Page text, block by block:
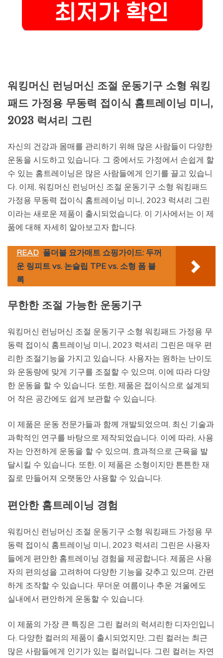
워킹머신 런닝머신 조절 운동기구 소형 워킹
패드 가정용 무동력 접이식 홈트레이닝 미니,
2023 럭셔리 그린
자신의 건강과 몸매를 관리하기 위해 많은 사람들이 다양한
운동을 시도하고 있습니다. 그 중에서도 가정에서 손쉽게 할
수 있는 홈트레이닝은 많은 사람들에게 인기를 끌고 있습니
다. 이제, 워킹머신 런닝머신 조절 운동기구 소형 워킹패드
가정용 무동력 접이식 홈트레이닝 미니, 2023 럭셔리 그린
이라는 새로운 제품이 출시되었습니다. 이 기사에서는 이 제
품에 대해 자세히 알아보고자 합니다.
READ 폴더블 요가매트 쇼핑가이드: 두꺼
운 링피트 vs. 논슬립 TPE vs. 소형 폼 블
록
무한한 조절 가능한 운동기구
워킹머신 런닝머신 조절 운동기구 소형 워킹패드 가정용 무
동력 접이식 홈트레이닝 미니, 2023 럭셔리 그린은 매우 편
리한 조절기능을 가지고 있습니다. 사용자는 원하는 난이도
와 운동량에 맞게 기구를 조절할 수 있으며, 이에 따라 다양
한 운동을 할 수 있습니다. 또한, 제품은 접이식으로 설계되
어 작은 공간에도 쉽게 보관할 수 있습니다.
이 제품은 운동 전문가들과 함께 개발되었으며, 최신 기술과
과학적인 연구를 바탕으로 제작되었습니다. 이에 따라, 사용
자는 안전하게 운동을 할 수 있으며, 효과적으로 근육을 발
달시킬 수 있습니다. 또한, 이 제품은 소형이지만 튼튼한 재
질로 만들어져 오랫동안 사용할 수 있습니다.
편안한 홈트레이닝 경험
워킹머신 런닝머신 조절 운동기구 소형 워킹패드 가정용 무
동력 접이식 홈트레이닝 미니, 2023 럭셔리 그린은 사용자
들에게 편안한 홈트레이닝 경험을 제공합니다. 제품은 사용
자의 편의성을 고려하여 다양한 기능을 갖추고 있으며, 간편
하게 조작할 수 있습니다. 무더운 여름이나 추운 겨울에도
실내에서 편안하게 운동할 수 있습니다.
이 제품의 가장 큰 특징은 그린 컬러의 럭셔리한 디자인입니
다. 다양한 컬러의 제품이 출시되었지만, 그린 컬러는 최근
많은 사람들에게 인기가 있는 컬러입니다. 그린 컬러는 자연